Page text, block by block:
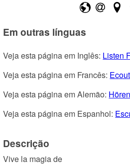
Em outras línguas
Veja esta página em Inglês: Listen
Veja esta página em Francês:
Veja esta página em Alemão:
Veja esta página em Espanhol:
Descrição
Vive la magia de